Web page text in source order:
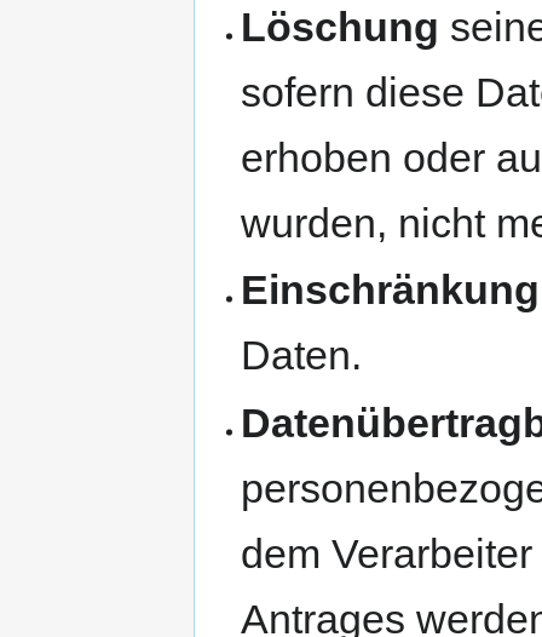
Löschung
sofern diese
erhoben oder
wurden, nicht
Einschränkung
Daten.
dem
Antrages